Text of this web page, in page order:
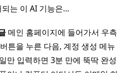
되는 이 AI 기능은…
메인 홈페이지에 들어가서 우측
튼을 누른 다음, 계정 생성 메뉴
만 입력하면 3분 만에 뚝딱 완성